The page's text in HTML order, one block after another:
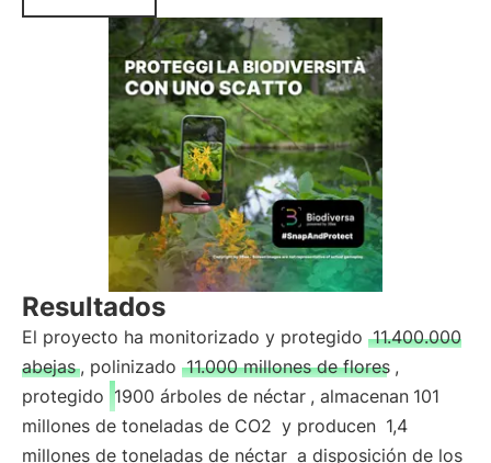
Resultados
El proyecto ha monitorizado y protegido 11.400.000
abejas , polinizado 11.000 millones de flores ,
protegido 1900 árboles de néctar , almacenan 101
millones de toneladas de CO2 y producen 1,4
millones de toneladas de néctar a disposición de los